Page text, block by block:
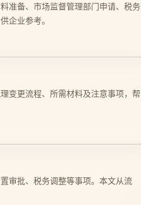
准备、市场监督管理部门申请、税务
企业参考。
变更流程、所需材料及注意事项，帮
审批、税务调整等事项。本文从流